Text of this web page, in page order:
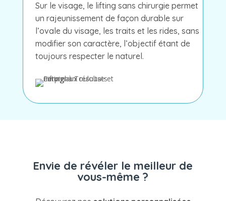
Sur le visage, le lifting sans chirurgie permet
un rajeunissement de façon durable sur
l’ovale du visage, les traits et les rides, sans
modifier son caractère, l’objectif étant de
toujours respecter le naturel.
Envie de révéler le meilleur de
vous-même ?